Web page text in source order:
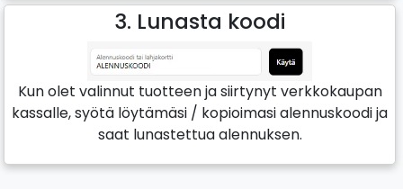
3. Lunasta koodi
Kun olet valinnut tuotteen ja siirtynyt verkkokaupan
kassalle, syötä löytämäsi / kopioimasi alennuskoodi ja
saat lunastettua alennuksen.